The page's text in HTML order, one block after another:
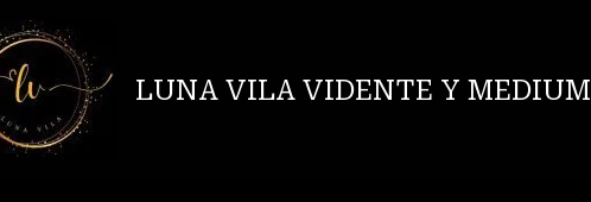
LUNA VILA VIDENTE Y MEDIUM